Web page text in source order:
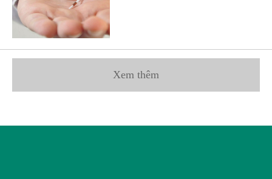
Xem thêm